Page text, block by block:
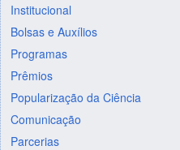
Institucional
Bolsas e Auxílios
Programas
Prêmios
Popularização da Ciência
Comunicação
Parcerias